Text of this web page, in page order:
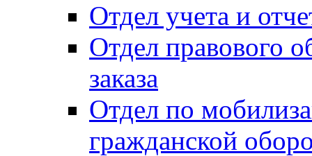
Отдел учета и
Отдел правового
заказа
Отдел по
гражданской